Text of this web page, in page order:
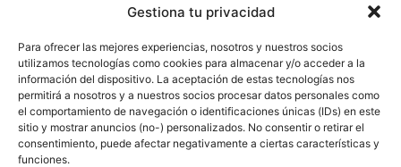
Gestiona tu privacidad
Para ofrecer las mejores experiencias, nosotros y nuestros socios
utilizamos tecnologías como cookies para almacenar y/o acceder a la
información del dispositivo. La aceptación de estas tecnologías nos
permitirá a nosotros y a nuestros socios procesar datos personales como
el comportamiento de navegación o identificaciones únicas (IDs) en este
sitio y mostrar anuncios (no-) personalizados. No consentir o retirar el
consentimiento, puede afectar negativamente a ciertas características y
funciones.
Ciencias
2072
Filosofía
Historia
1597
Lengua
211